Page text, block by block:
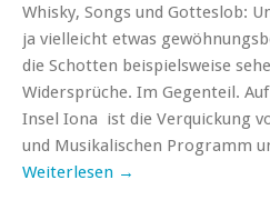
Whisky, Songs und Gotteslob:
ja vielleicht etwas
die Schotten beispielsweise
Widersprüche. Im Gegenteil.
Insel Iona ist die Verquickung
und Musikalischen Programm
Weiterlesen →